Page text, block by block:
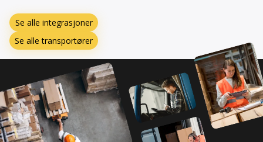
Se alle integrasjoner
Se alle transportører